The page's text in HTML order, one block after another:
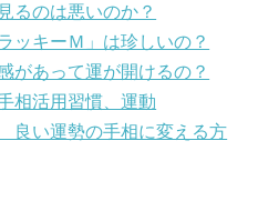
るのは悪いのか？
ッキーＭ」は珍しいの？
があって運が開けるの？
相活用習慣、運動
良い運勢の手相に変える方